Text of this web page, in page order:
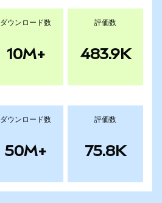
ダウンロード数
10M+
評価数
483.9K
ダウンロード数
50M+
評価数
75.8K